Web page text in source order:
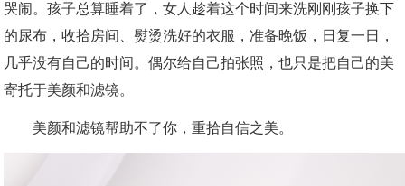
哭闹。孩子总算睡着了，女人趁着这个时间来洗刚刚孩子换下
的尿布，收拾房间、熨烫洗好的衣服，准备晚饭，日复一日，
几乎没有自己的时间。偶尔给自己拍张照，也只是把自己的美
寄托于美颜和滤镜。
美颜和滤镜帮助不了你，重拾自信之美。